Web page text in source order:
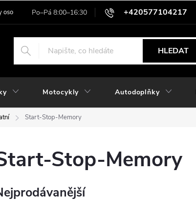
+420577104217
osobních údajů
HLEDAT
Motocykly Autodoplňky
Start-Stop-Memory
Stop-Memory